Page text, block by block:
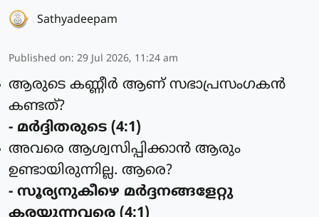
Sathyadeepam
Published on: 29 Jul 2026, 11:24 am
ആരുടെ കണ്ണീര്‍ ആണ് സഭാപ്രസംഗകന്‍
കണ്ടത്?
- മര്‍ദ്ദിതരുടെ (4:1)
അവരെ ആശ്വസിപ്പിക്കാന്‍ ആരും
ഉണ്ടായിരുന്നില്ല. ആരെ?
- സൂര്യനുകീഴെ മര്‍ദ്ദനങ്ങളേറ്റു